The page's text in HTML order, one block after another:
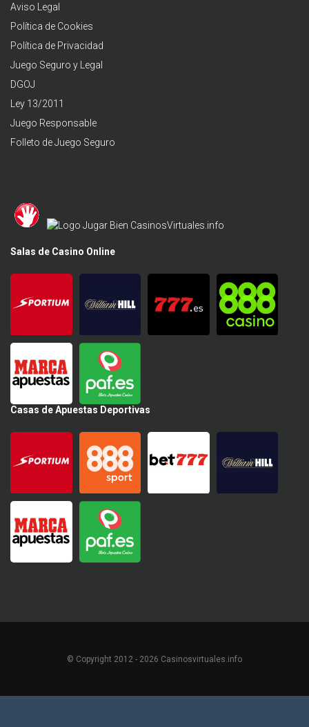
Aviso Legal
Política de Cookies
Política de Privacidad
Juego Seguro y Legal
DGOJ
Ley 13/2011
Juego Responsable
Folleto de Juego Seguro
Salas de Casino Online
Casas de Apuestas Deportivas
© Copyright 2012 - 2026 Casinosvirtuales.info